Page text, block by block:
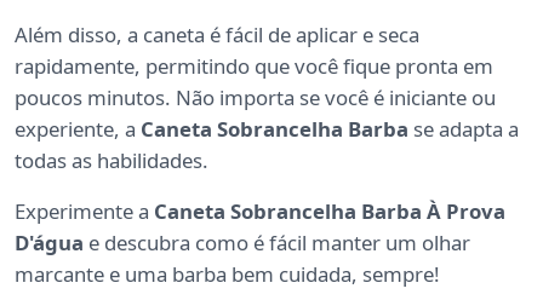
Além disso, a caneta é fácil de aplicar e seca
rapidamente, permitindo que você fique pronta em
poucos minutos. Não importa se você é iniciante ou
experiente, a Caneta Sobrancelha Barba se adapta a
todas as habilidades.
Experimente a Caneta Sobrancelha Barba À Prova
D'água e descubra como é fácil manter um olhar
marcante e uma barba bem cuidada, sempre!